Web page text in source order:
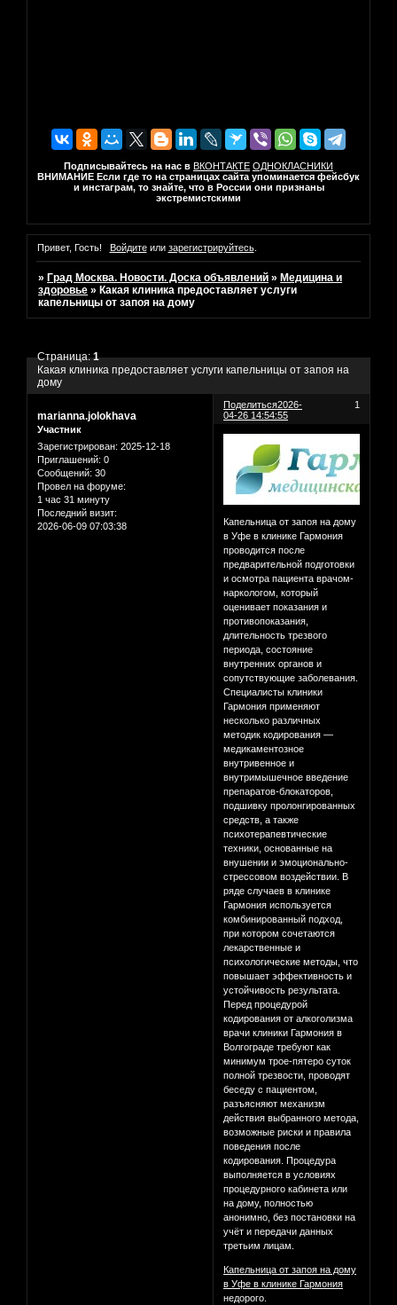
Подписывайтесь на нас в ВКОНТАКТЕ ОДНОКЛАСНИКИ
ВНИМАНИЕ Если где то на страницах сайта упоминается фейсбук
и инстаграм, то знайте, что в России они признаны
экстремистскими
Привет, Гость! Войдитеили зарегистрируйтесь.
» Град Москва. Новости. Доска объявлений » Медицина и
здоровье » Какая клиника предоставляет услуги
капельницы от запоя на дому
Какая клиника предоставляет услуги капельницы от запоя на
дому
Страница:1
Поделиться 1
2026-
04-26 14:54:55
marianna.jolokhava
Участник
Зарегистрирован: 2025-12-18
Приглашений: 0
Сообщений: 30
Провел на форуме:
1 час 31 минуту
Последний визит:
2026-06-09 07:03:38
Капельница от запоя на дому
в Уфе в клинике Гармония
проводится после
предварительной подготовки
и осмотра пациента врачом-
наркологом, который
оценивает показания и
противопоказания,
длительность трезвого
периода, состояние
внутренних органов и
сопутствующие заболевания.
Специалисты клиники
Гармония применяют
несколько различных
методик кодирования —
медикаментозное
внутривенное и
внутримышечное введение
препаратов-блокаторов,
подшивку пролонгированных
средств, а также
психотерапевтические
техники, основанные на
внушении и эмоционально-
стрессовом воздействии. В
ряде случаев в клинике
Гармония используется
комбинированный подход,
при котором сочетаются
лекарственные и
психологические методы, что
повышает эффективность и
устойчивость результата.
Перед процедурой
кодирования от алкоголизма
врачи клиники Гармония в
Волгограде требуют как
минимум трое-пятеро суток
полной трезвости, проводят
беседу с пациентом,
разъясняют механизм
действия выбранного метода,
возможные риски и правила
поведения после
кодирования. Процедура
выполняется в условиях
процедурного кабинета или
на дому, полностью
анонимно, без постановки на
учёт и передачи данных
третьим лицам.
Капельница от запоя на дому
в Уфе в клинике Гармония
недорого.